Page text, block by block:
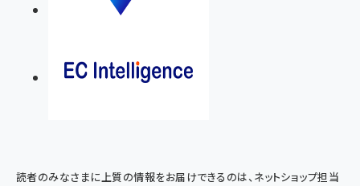
読者のみなさまに上質の情報をお届けできるのは、ネットショップ担当